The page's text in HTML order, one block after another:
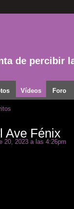
de percibir
Vídeos Foro
Ave Fénix
20, 2023 a las 4:26pm